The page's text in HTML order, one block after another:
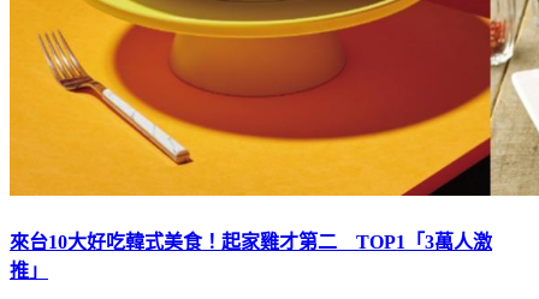
來台10大好吃韓式美食！起家雞才第二 TOP1「3萬人激
推」